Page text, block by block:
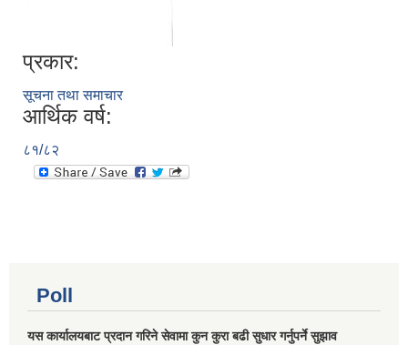
प्रकार:
सूचना तथा समाचार
आर्थिक वर्ष:
८१/८२
Poll
यस कार्यालयबाट प्रदान गरिने सेवामा कुन कुरा बढी सुधार गर्नुपर्ने सुझाव